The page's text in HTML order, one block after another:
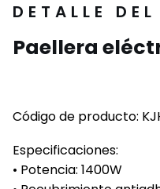
DETALLE
Paellera
Código de producto:
Especificaciones:
• Potencia: 1400W